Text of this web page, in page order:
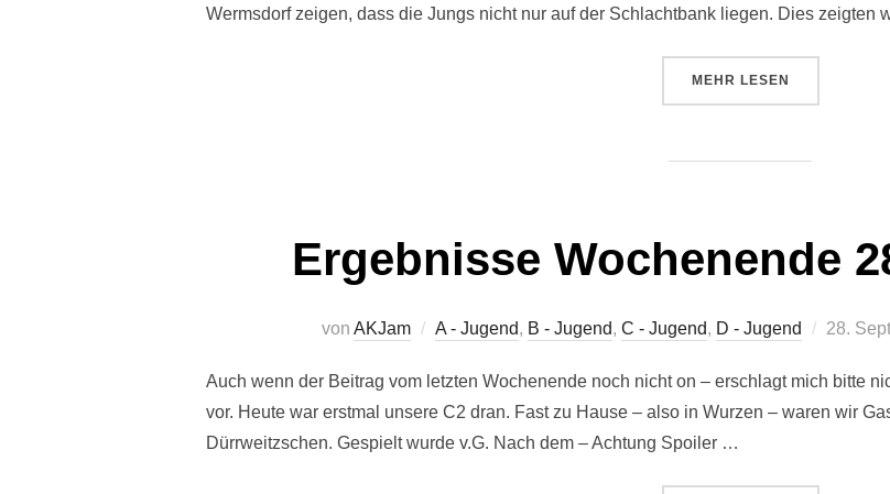
Wermsdorf zeigen, dass die Jungs nicht nur auf der Schlachtbank liegen. Dies zeigten
MEHR ÜBER
LESEN
Ergebnisse Wochenende
von AKJam A - Jugend, B - Jugend, C - Jugend, D - Jugend 28.
Auch wenn der Beitrag vom letzten Wochenende noch nicht on – erschlagt mich bitte
vor. Heute war erstmal unsere C2 dran. Fast zu Hause – also in Wurzen – waren wir
Dürrweitzschen. Gespielt wurde v.G. Nach dem – Achtung Spoiler …